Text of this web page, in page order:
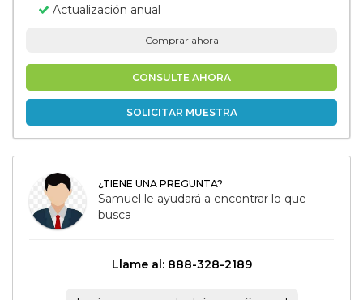
Actualización anual
Comprar ahora
CONSULTE AHORA
SOLICITAR MUESTRA
¿TIENE UNA PREGUNTA?
Samuel le ayudará a encontrar lo que
busca
Llame al: 888-328-2189